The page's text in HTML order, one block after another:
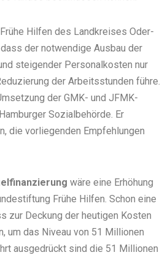
Hilfen des Landkreises Oder-
der notwendige Ausbau der
steigender Personalkosten nur
der Arbeitsstunden führe.
der GMK- und JFMK-
Sozialbehörde. Er
die vorliegenden Empfehlungen
wäre eine Erhöhung
Frühe Hilfen. Schon eine
zur Deckung der heutigen Kosten
um das Niveau von 51 Millionen
ausgedrückt sind die 51 Millionen